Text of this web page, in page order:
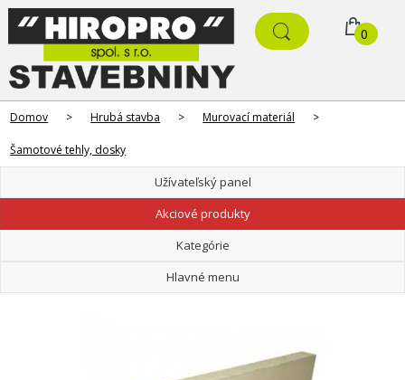
0
Domov > Hrubá stavba > Murovací materiál >
Šamotové tehly, dosky
Užívateľský panel
Akciové produkty
Kategórie
Hlavné menu